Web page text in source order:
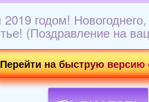
годом!
(Поздравление на
Перейти на быструю версию